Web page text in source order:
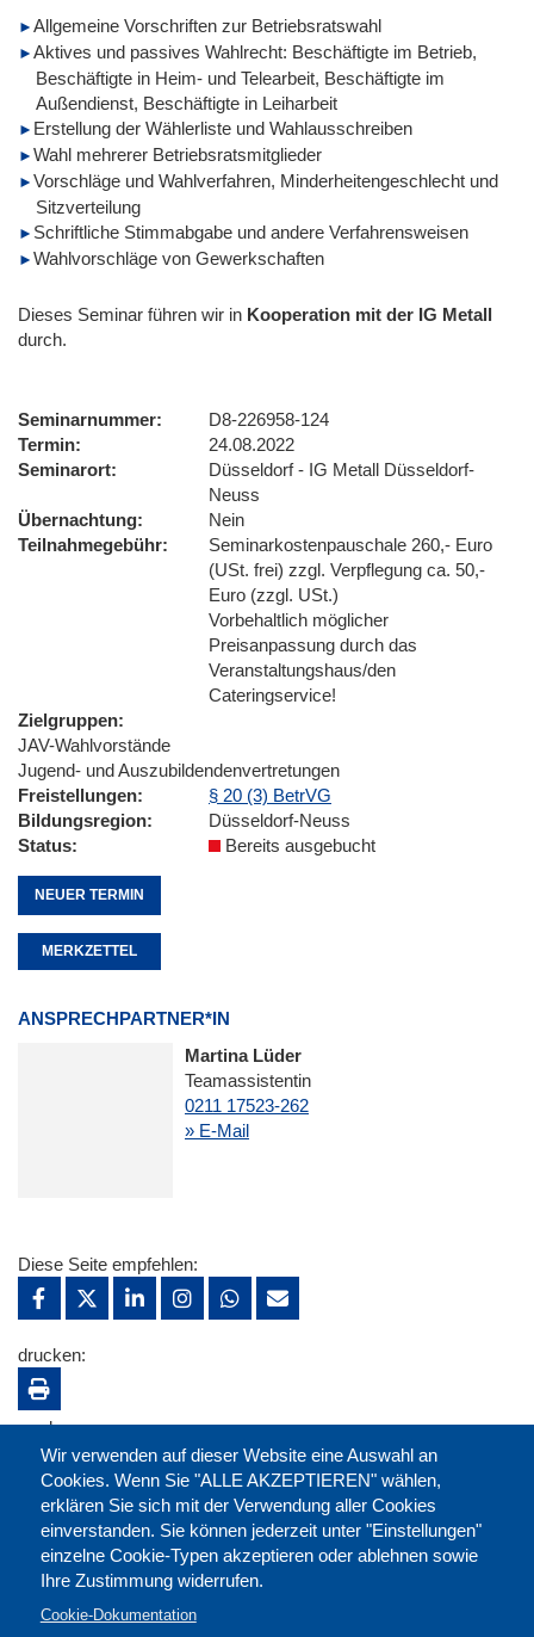
Allgemeine Vorschriften zur Betriebsratswahl
Aktives und passives Wahlrecht: Beschäftigte im Betrieb,
Beschäftigte in Heim- und Telearbeit, Beschäftigte im
Außendienst, Beschäftigte in Leiharbeit
Erstellung der Wählerliste und Wahlausschreiben
Wahl mehrerer Betriebsratsmitglieder
Vorschläge und Wahlverfahren, Minderheitengeschlecht und
Sitzverteilung
Schriftliche Stimmabgabe und andere Verfahrensweisen
Wahlvorschläge von Gewerkschaften
Dieses Seminar führen wir in Kooperation mit der IG Metall
durch.
Seminarnummer
D8-226958-124
Termin
24.08.2022
Seminarort
Düsseldorf - IG Metall Düsseldorf-
Neuss
Übernachtung
Nein
Teilnahmegebühr
Seminarkostenpauschale 260,- Euro
(USt. frei) zzgl. Verpflegung ca. 50,-
Euro (zzgl. USt.)
Vorbehaltlich möglicher
Preisanpassung durch das
Veranstaltungshaus/den
Cateringservice!
Zielgruppen
JAV-Wahlvorstände
Jugend- und Auszubildendenvertretungen
Freistellungen
§ 20 (3) BetrVG
Bildungsregion
Düsseldorf-Neuss
Status
Bereits ausgebucht
NEUER TERMIN
MERKZETTEL
ANSPRECHPARTNER*IN
Martina Lüder
Teamassistentin
0211 17523-262
» E-Mail
Wir verwenden auf dieser Website eine Auswahl an
Cookies. Wenn Sie "ALLE AKZEPTIEREN" wählen,
erklären Sie sich mit der Verwendung aller Cookies
einverstanden. Sie können jederzeit unter "Einstellungen"
einzelne Cookie-Typen akzeptieren oder ablehnen sowie
Ihre Zustimmung widerrufen.
Cookie-Dokumentation
Diese Seite empfehlen:
drucken:
merken: